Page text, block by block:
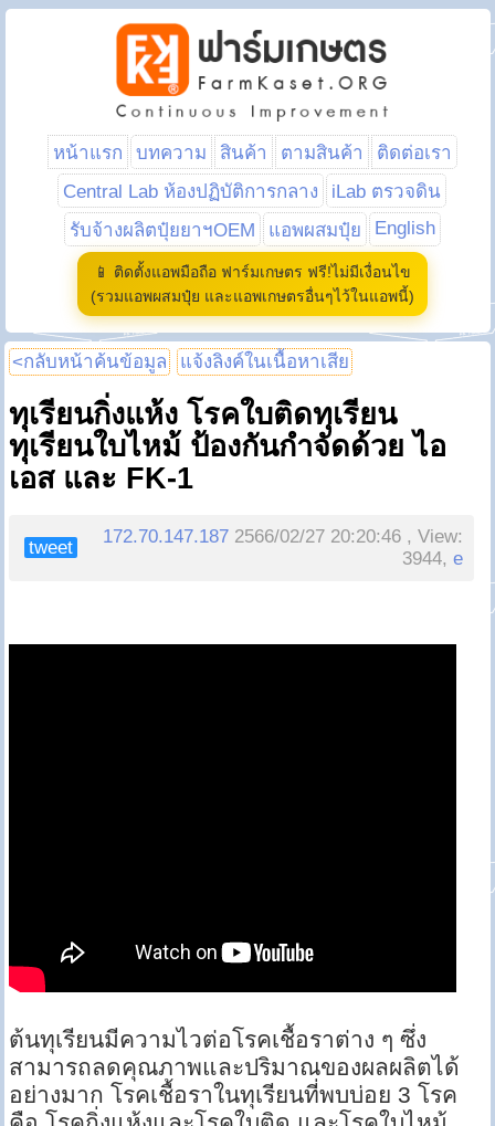
หน้าแรก บทความ สินค้า ตามสินค้า
ติดต่อเรา
Central Lab ห้องปฏิบัติการกลาง
iLab ตรวจดิน
รับจ้างผลิตปุ๋ยยาฯOEM
แอพผสมปุ๋ย English
📱 ติดตั้งแอพมือถือ ฟาร์มเกษตร ฟรี!ไม่มีเงื่อนไข
(รวมแอพผสมปุ๋ย และแอพเกษตรอื่นๆไว้ในแอพนี้)
<กลับหน้าค้นข้อมูล แจ้งลิงค์ในเนื้อหาเสีย
ทุเรียนกิ่งแห้ง โรคใบติดทุเรียน
ทุเรียนใบไหม้ ป้องกันกำจัดด้วย ไอ
เอส และ FK-1
tweet
172.70.147.187 2566/02/27 20:20:46 , View:
3944,e
ต้นทุเรียนมีความไวต่อโรคเชื้อราต่าง ๆ ซึ่ง
สามารถลดคุณภาพและปริมาณของผลผลิตได้
อย่างมาก โรคเชื้อราในทุเรียนที่พบบ่อย 3 โรค